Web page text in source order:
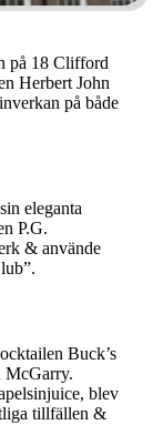
på 18 Clifford
Herbert John
på både
eleganta
P.G.
& använde
Buck’s
McGarry.
blev
tillfällen &